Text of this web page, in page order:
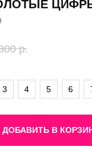
р.
3 4 5 6
ДОБАВИТЬ В